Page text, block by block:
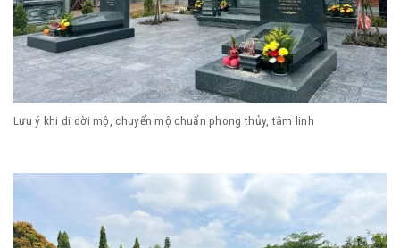
Lưu ý khi di dời mộ, chuyển mộ chuẩn phong thủy, tâm linh